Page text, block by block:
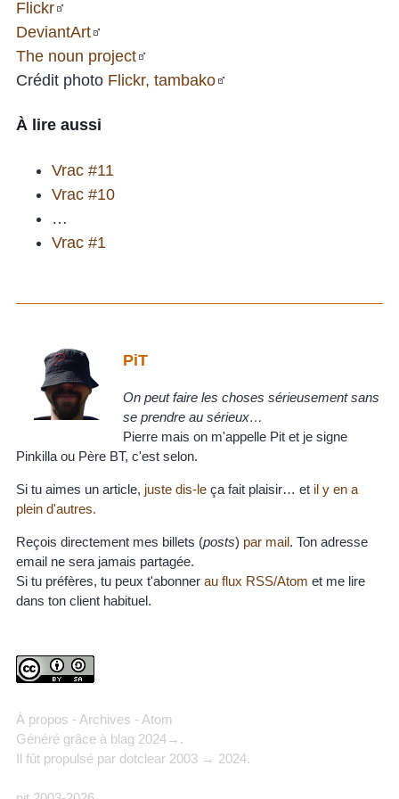
Flickr
DeviantArt
The noun project
Crédit photo Flickr, tambako
À lire aussi
Vrac #11
Vrac #10
…
Vrac #1
PiT
On peut faire les choses sérieusement sans
se prendre au sérieux…
Pierre mais on m'appelle Pit et je signe
Pinkilla ou Père BT, c'est selon.
Si tu aimes un article, juste dis-le ça fait plaisir… et il y en a
plein d'autres.
Reçois directement mes billets (posts) par mail. Ton adresse
email ne sera jamais partagée.
Si tu préfères, tu peux t'abonner au flux RSS/Atom et me lire
dans ton client habituel.
À propos - Archives - Atom
Généré grâce à blag 2024→.
Il fût propulsé par dotclear 2003 → 2024.